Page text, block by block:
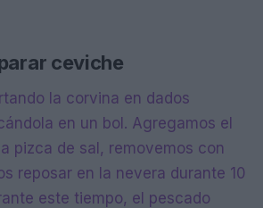
ceviche
la corvina en dados
en un bol. Agregamos el
pizca de sal, removemos con
reposar en la nevera durante 10
este tiempo, el pescado